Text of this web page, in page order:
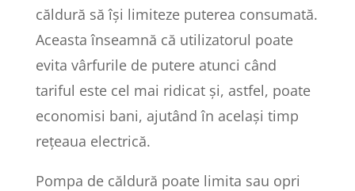
căldură să își limiteze puterea consumată.
Aceasta înseamnă că utilizatorul poate
evita vârfurile de putere atunci când
tariful este cel mai ridicat și, astfel, poate
economisi bani, ajutând în același timp
rețeaua electrică.
Pompa de căldură poate limita sau opri